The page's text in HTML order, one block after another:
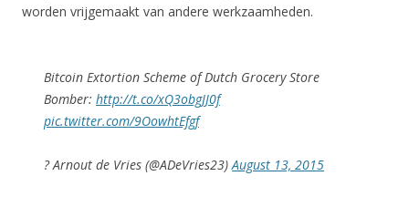
worden vrijgemaakt van andere werkzaamheden.
Bitcoin Extortion Scheme of Dutch Grocery Store
Bomber: http://t.co/xQ3obgJJ0f
pic.twitter.com/9OowhtEfgf
? Arnout de Vries (@ADeVries23)August 13, 2015